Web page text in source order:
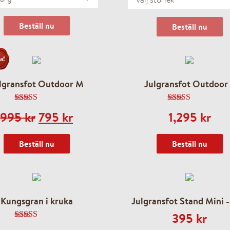
Beställ nu Beställ nu
Outdoor M
995kr Original
price
was:
995 kr.
795 krCurrent
Beställ nu
Julgransfot Outdoor
1,295 kr
Beställ nu
Kungsgran i kruka Julgransfot Stand Mini
395 kr